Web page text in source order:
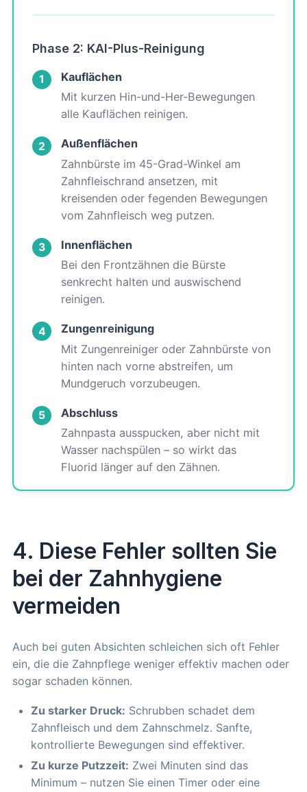
Phase 2: KAI-Plus-Reinigung
1
Kauflächen
Mit kurzen Hin-und-Her-Bewegungen
alle Kauflächen reinigen.
2
Außenflächen
Zahnbürste im 45-Grad-Winkel am
Zahnfleischrand ansetzen, mit
kreisenden oder fegenden Bewegungen
vom Zahnfleisch weg putzen.
3
Innenflächen
Bei den Frontzähnen die Bürste
senkrecht halten und auswischend
reinigen.
4
Zungenreinigung
Mit Zungenreiniger oder Zahnbürste von
hinten nach vorne abstreifen, um
Mundgeruch vorzubeugen.
5
Abschluss
Zahnpasta ausspucken, aber nicht mit
Wasser nachspülen – so wirkt das
Fluorid länger auf den Zähnen.
4. Diese Fehler sollten Sie
bei der Zahnhygiene
vermeiden
Auch bei guten Absichten schleichen sich oft Fehler
ein, die die Zahnpflege weniger effektiv machen oder
sogar schaden können.
Zu starker Druck: Schrubben schadet dem
Zahnfleisch und dem Zahnschmelz. Sanfte,
kontrollierte Bewegungen sind effektiver.
Zu kurze Putzzeit: Zwei Minuten sind das
Minimum – nutzen Sie einen Timer oder eine